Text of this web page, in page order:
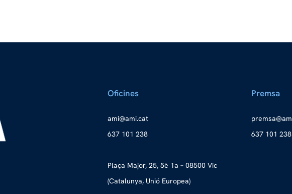
Oficines
tac.i
ma@im
a
637 101 238
Plaça Major, 25, 5è 1a – 08500 Vic
(Catalunya, Unió Europea)
Premsa
ma@as
merp
637 101 238